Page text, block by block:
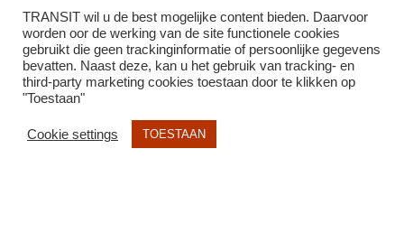
Bouw je instrument
Basis Methode Taurom
TRANSIT wil u de best mogelijke content bieden. Daarvoor
worden oor de werking van de site functionele cookies
gebruikt die geen trackinginformatie of persoonlijke gegevens
bevatten. Naast deze, kan u het gebruik van tracking- en
third-party marketing cookies toestaan door te klikken op
"Toestaan"
Cookie settings TOESTAAN